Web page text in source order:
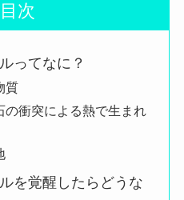
目次
ってなに？
質
の衝突による熱で生まれ
を覚醒したらどうな